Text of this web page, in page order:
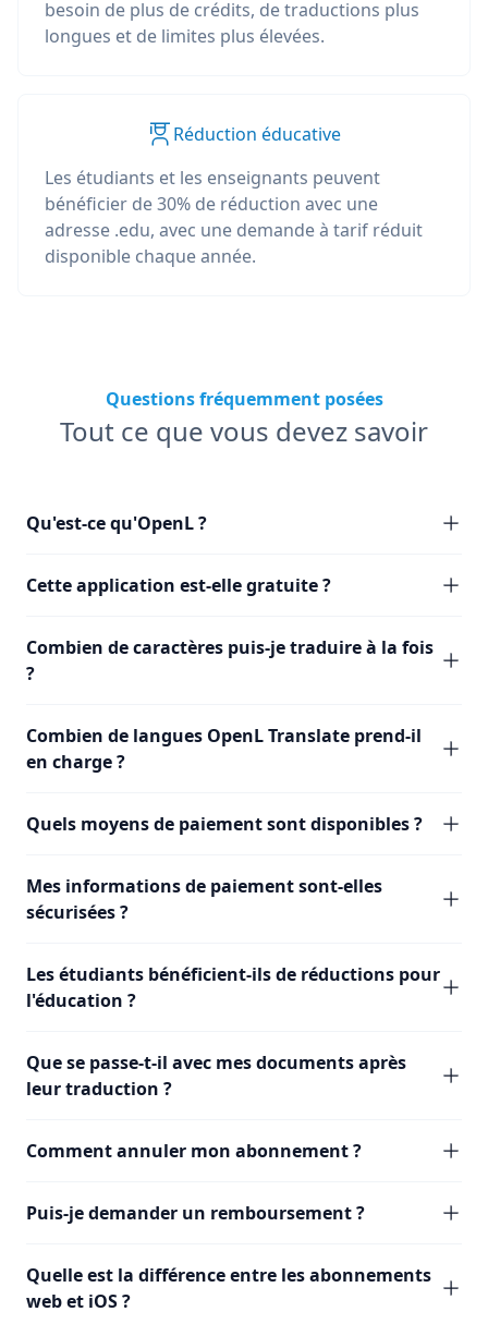
besoin de plus de crédits, de traductions plus
longues et de limites plus élevées.
Réduction éducative
Les étudiants et les enseignants peuvent
bénéficier de 30% de réduction avec une
adresse .edu, avec une demande à tarif réduit
disponible chaque année.
Questions fréquemment posées
Tout ce que vous devez savoir
Qu'est-ce qu'OpenL ?
Cette application est-elle gratuite ?
Combien de caractères puis-je traduire à la fois
?
Combien de langues OpenL Translate prend-il
en charge ?
Quels moyens de paiement sont disponibles ?
Mes informations de paiement sont-elles
sécurisées ?
Les étudiants bénéficient-ils de réductions pour
l'éducation ?
Que se passe-t-il avec mes documents après
leur traduction ?
Comment annuler mon abonnement ?
Puis-je demander un remboursement ?
Quelle est la différence entre les abonnements
web et iOS ?